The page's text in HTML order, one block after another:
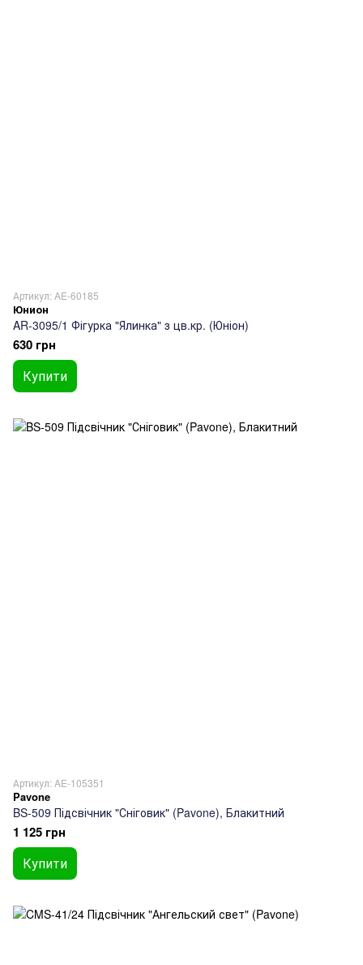
Артикул: AE-60185
Юнион
AR-3095/1 Фігурка "Ялинка" з цв.кр. (Юніон)
630 грн
Купити
Артикул: AE-105351
Pavone
BS-509 Підсвічник "Сніговик" (Pavone), Блакитний
1 125 грн
Купити